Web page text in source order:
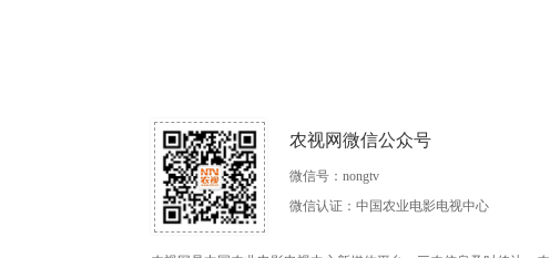
农视网微信公众号
微信号：nongtv
微信认证：中国农业电影电视中心